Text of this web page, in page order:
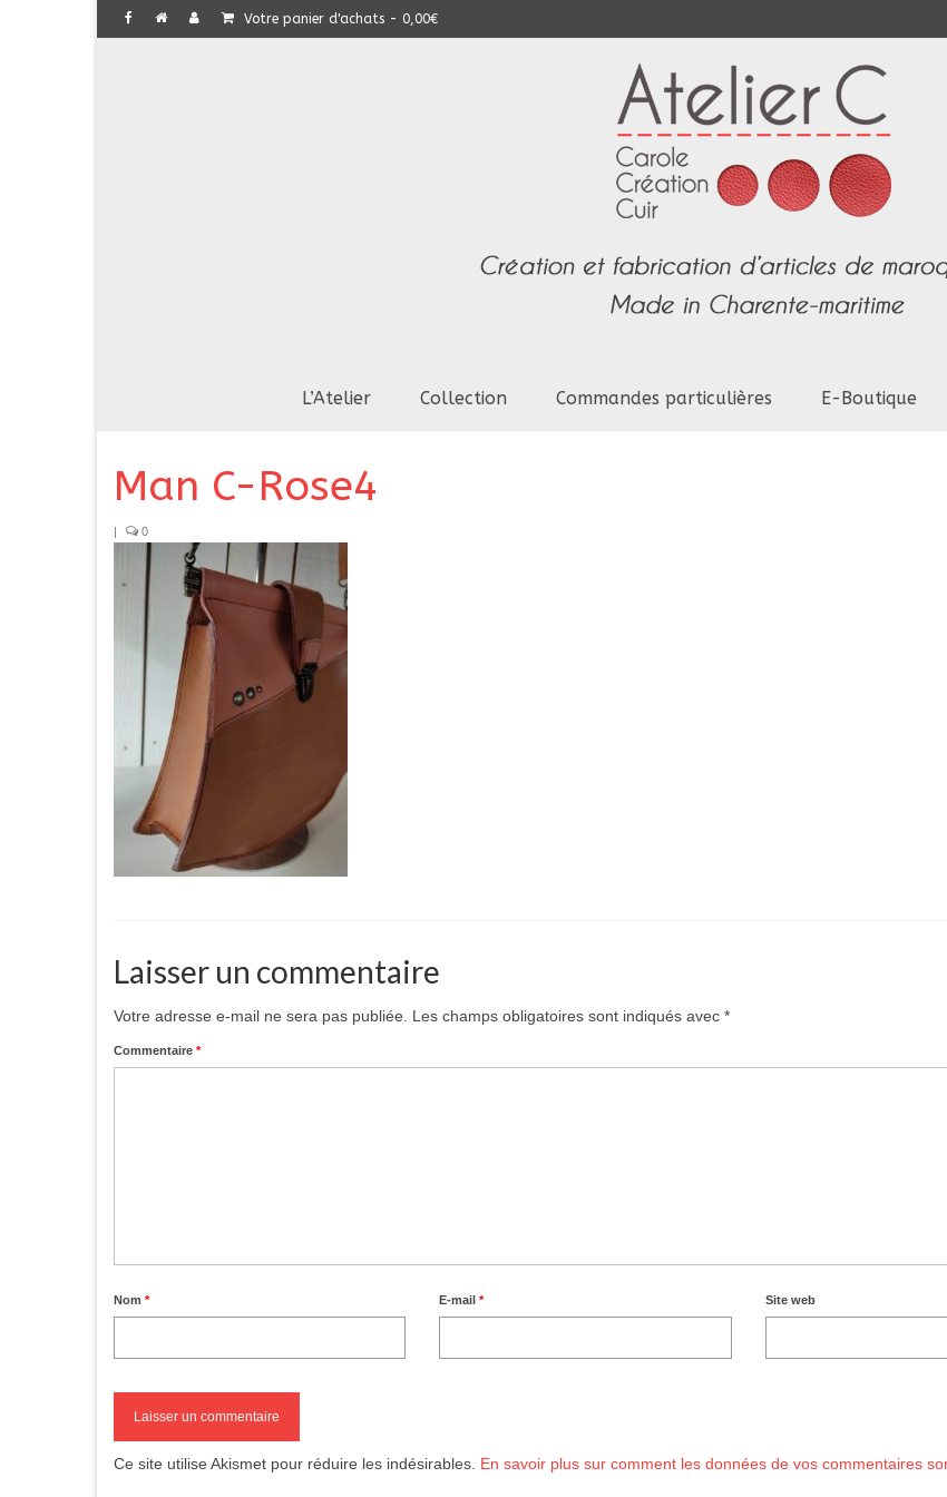
Votre panier d'achats - 0,00€
L’Atelier Collection Commandes particulières E-Boutique
Man C-Rose4
| 0
Laisser un commentaire
Votre adresse e-mail ne sera pas publiée. Les champs obligatoires sont indiqués avec *
Commentaire *
Nom * E-mail* Site web
Ce site utilise Akismet pour réduire les indésirables. En savoir plus sur comment les données de vos commentaires